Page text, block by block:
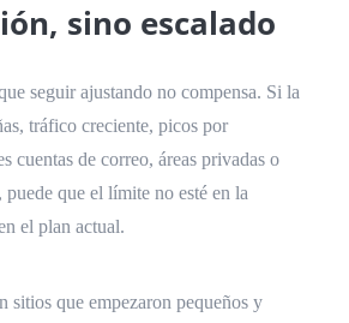
sino escalado
seguir ajustando no compensa. Si la
tráfico creciente, picos por
cuentas de correo, áreas privadas o
puede que el límite no esté en la
el plan actual.
sitios que empezaron pequeños y